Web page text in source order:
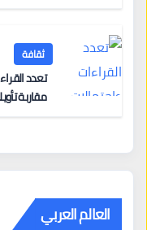
ثقافة
تعدد
مقاربة
العالم العربي